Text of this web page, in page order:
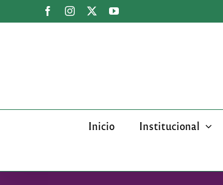
al
FacebookInstagram YouTube
Inicio Institucional